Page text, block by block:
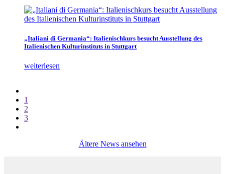
„Italiani di Germania“: Italienischkurs besucht Ausstellung des
Italienischen Kulturinstituts in Stuttgart
weiterlesen
1
2
3
Ältere News ansehen